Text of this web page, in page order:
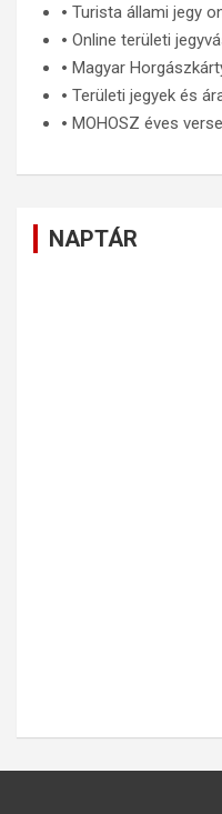
🞄 Turista állami jegy
🞄 Online területi
🞄 Magyar
🞄 Területi jegyek és
🞄 MOHOSZ éves
NAPTÁR